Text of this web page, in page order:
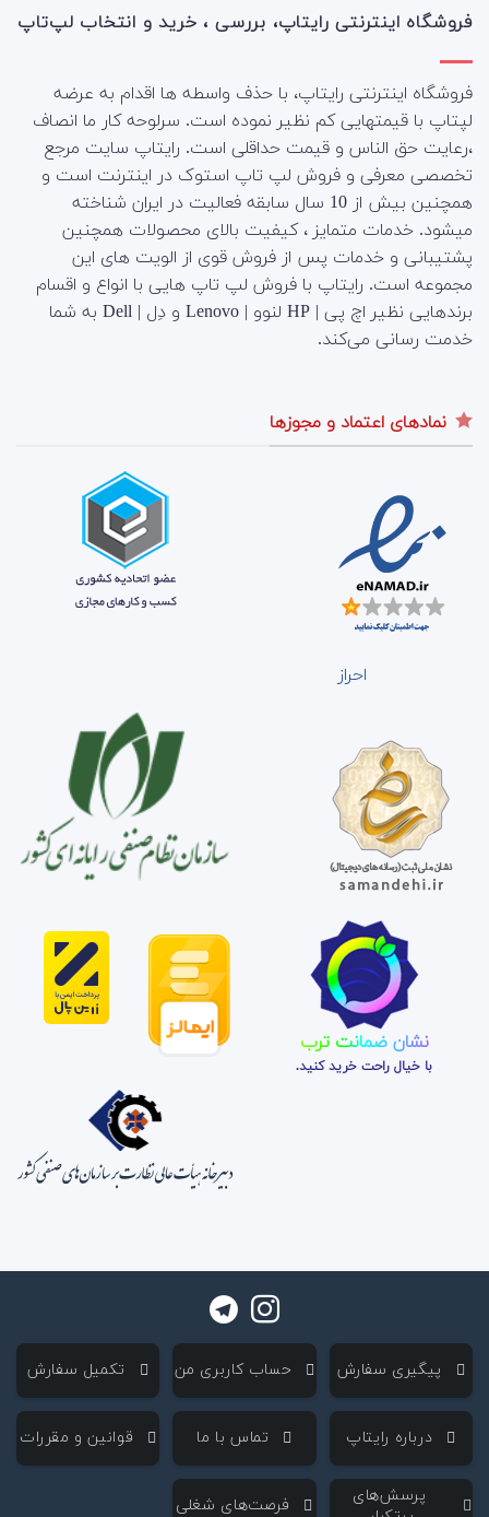
فروشگاه اینترنتی رایتاپ، بررسی ، خرید و انتخاب لپ‌تاپ
فروشگاه اینترنتی رایتاپ، با حذف واسطه ها اقدام به عرضه
لپتاپ با قیمتهایی کم نظیر نموده است. سرلوحه کار ما انصاف
،رعایت حق الناس و قیمت حداقلی است. رایتاپ سایت مرجع
تخصصی معرفی و فروش لپ تاپ استوک در اینترنت است و
همچنین بیش از 10 سال سابقه فعالیت در ایران شناخته
میشود. خدمات متمایز ، کیفیت بالای محصولات همچنین
پشتیبانی و خدمات پس از فروش قوی از الویت های این
مجموعه است. رایتاپ با فروش لپ تاپ هایی با انواع و اقسام
برندهایی نظیر اچ پی | HP لنوو | Lenovo و دِل | Dell به شما
خدمت رسانی می‌کند.
نمادهای اعتماد و مجوزها
احراز
نشان ضمانت ترب
با خیال راحت خرید کنید.
‌ پیگیری سفارش ‌ حساب کاربری من ‌ تکمیل سفارش
‌ درباره رایتاپ ‌ تماس با ما ‌ قوانین و مقررات
‌ پرسش‌های
‌ فرصت‌های شغلی